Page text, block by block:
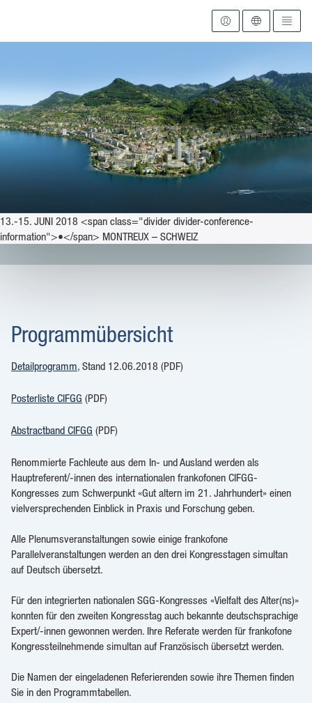
13.-15. JUNI 2018 <span class="divider divider-conference-
information">•</span> MONTREUX – SCHWEIZ
Programmübersicht
Detailprogramm, Stand 12.06.2018 (PDF)
Posterliste CIFGG (PDF)
Abstractband CIFGG (PDF)
Renommierte Fachleute aus dem In- und Ausland werden als
Hauptreferent/-innen des internationalen frankofonen CIFGG-
Kongresses zum Schwerpunkt «Gut altern im 21. Jahrhundert» einen
vielversprechenden Einblick in Praxis und Forschung geben.
Alle Plenumsveranstaltungen sowie einige frankofone
Parallelveranstaltungen werden an den drei Kongresstagen simultan
auf Deutsch übersetzt.
Für den integrierten nationalen SGG-Kongresses «Vielfalt des Alter(ns)»
konnten für den zweiten Kongresstag auch bekannte deutschsprachige
Expert/-innen gewonnen werden. Ihre Referate werden für frankofone
Kongressteilnehmende simultan auf Französisch übersetzt werden.
Die Namen der eingeladenen Referierenden sowie ihre Themen finden
Sie in den Programmtabellen.